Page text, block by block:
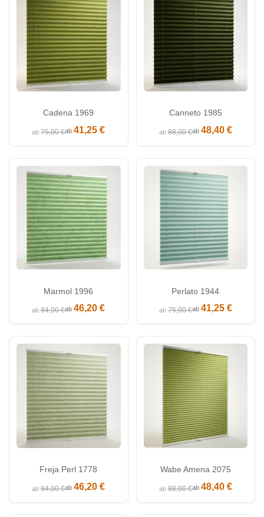
Cadena 1969
ab75,00 €ab41,25 €
Canneto 1985
ab88,00 €ab 48,40 €
Marmol 1996
ab84,00 €ab46,20 €
Perlato 1944
ab75,00 €ab 41,25 €
Freja Perl 1778
ab84,00 €ab46,20 €
Wabe Amena 2075
ab88,00 €ab 48,40 €